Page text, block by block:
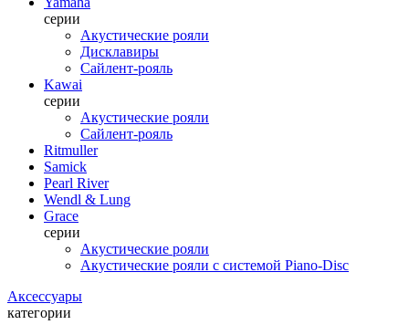
серии
Акустические рояли
Дисклавиры
Сайлент-рояль
Kawai
серии
Акустические рояли
Сайлент-рояль
Ritmuller
Samick
Pearl River
Wendl & Lung
Grace
серии
Акустические рояли
Акустические рояли с системой Piano-Disc
Аксессуары
категории